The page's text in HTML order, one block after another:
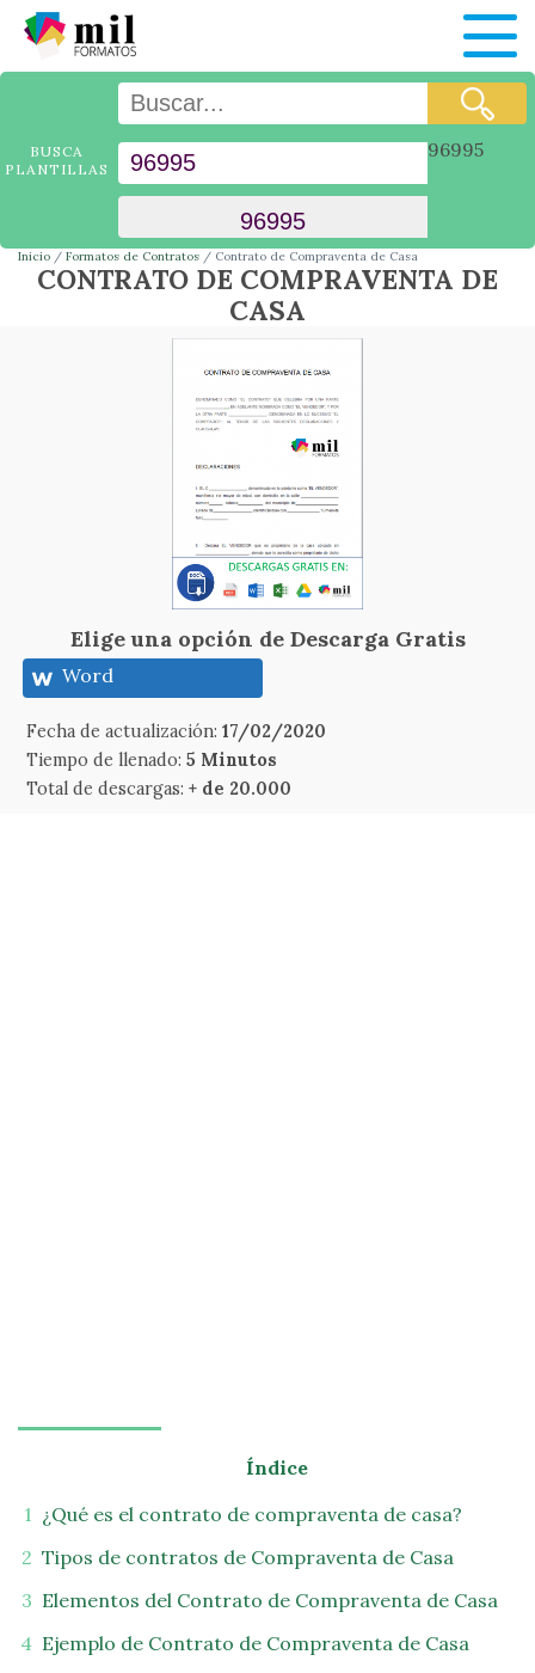
BUSCA
PLANTILLAS
96995
Inicio Formatos de Contratos Contrato de Compraventa de Casa
CONTRATO DE COMPRAVENTA DE
CASA
Elige una opción de Descarga Gratis
Word
Fecha de actualización:17/02/2020
Tiempo de llenado:5 Minutos
Total de descargas:+ de 20.000
Índice
¿Qué es el contrato de compraventa de casa?
Tipos de contratos de Compraventa de Casa
Elementos del Contrato de Compraventa de Casa
Ejemplo de Contrato de Compraventa de Casa